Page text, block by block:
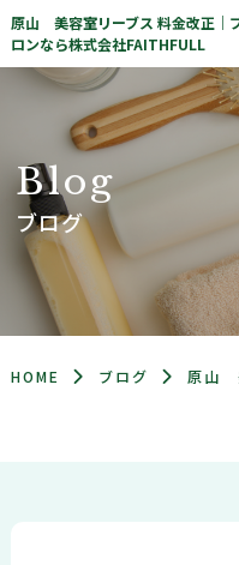
原山 美容室リーブス 料金改正｜
ロンなら株式会社FAITHFULL
Blog
ブログ
HOME ブログ 原山